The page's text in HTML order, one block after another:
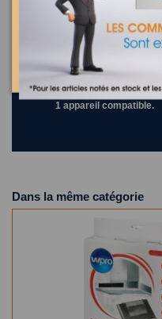
Recherchez la
ci-dessous
Où trouver la référence
1 appareil compatible.
Dans la même catégorie